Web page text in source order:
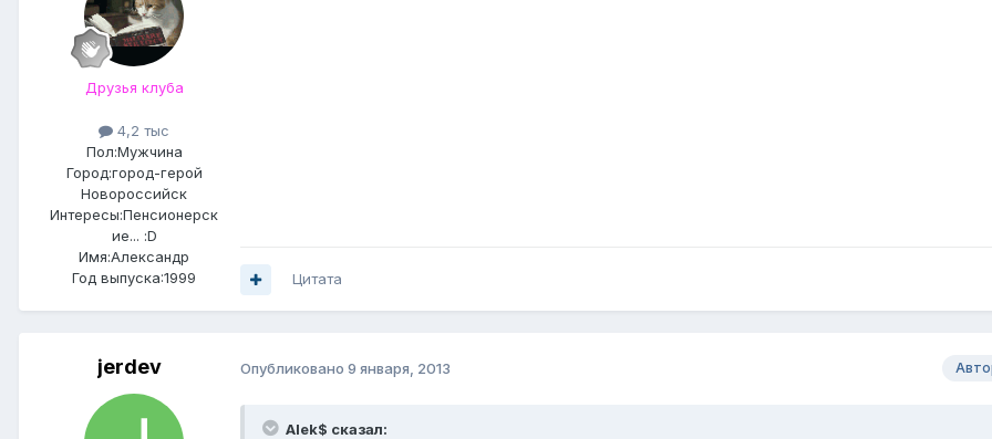
Друзья клуба
4,2 тыс
Пол:Мужчина
Город:город-герой
Новороссийск
Интересы:Пенсионерск
ие... :D
Имя:Александр
Год выпуска:1999
Цитата
jerdev Опубликовано 9 января, 2013
Alek$ сказал: